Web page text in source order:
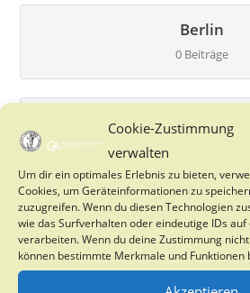
Cookie-Zustimmung
verwalten
Um dir ein optimales Erlebnis zu bieten,
Cookies, um Geräteinformationen zu
zuzugreifen. Wenn du diesen Technologien
wie das Surfverhalten oder eindeutige IDs auf
verarbeiten. Wenn du deine Zustimmung
können bestimmte Merkmale und
Berlin
0 Beiträge
Brandenburg
Bremen
0 Beiträge